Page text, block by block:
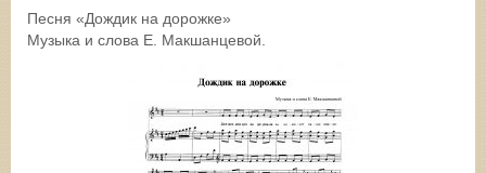
Песня «Дождик на дорожке»
Музыка и слова Е. Макшанцевой.